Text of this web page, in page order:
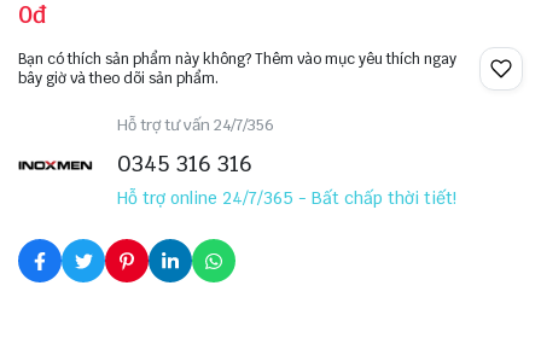
0đ
Bạn có thích sản phẩm này không? Thêm vào mục yêu thích ngay
bây giờ và theo dõi sản phẩm.
Hỗ trợ tư vấn 24/7/356
0345 316 316
Hỗ trợ online 24/7/365 - Bất chấp thời tiết!